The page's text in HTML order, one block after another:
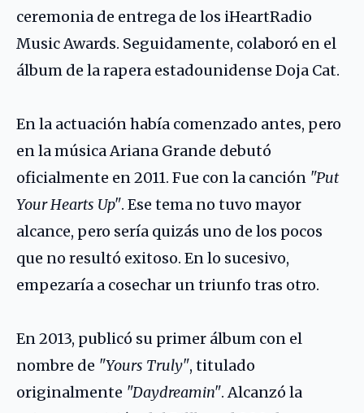
ceremonia de entrega de los iHeartRadio
Music Awards. Seguidamente, colaboró en el
álbum de la rapera estadounidense Doja Cat.
En la actuación había comenzado antes, pero
en la música Ariana Grande debutó
oficialmente en 2011. Fue con la canción "Put
Your Hearts Up". Ese tema no tuvo mayor
alcance, pero sería quizás uno de los pocos
que no resultó exitoso. En lo sucesivo,
empezaría a cosechar un triunfo tras otro.
En 2013, publicó su primer álbum con el
nombre de "Yours Truly", titulado
originalmente "Daydreamin". Alcanzó la